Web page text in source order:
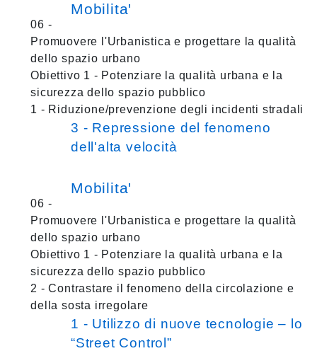
Mobilita'
06 -
Promuovere l'Urbanistica e progettare la qualità
dello spazio urbano
Obiettivo 1 - Potenziare la qualità urbana e la
sicurezza dello spazio pubblico
1 - Riduzione/prevenzione degli incidenti stradali
3 - Repressione del fenomeno
dell'alta velocità
Mobilita'
06 -
Promuovere l'Urbanistica e progettare la qualità
dello spazio urbano
Obiettivo 1 - Potenziare la qualità urbana e la
sicurezza dello spazio pubblico
2 - Contrastare il fenomeno della circolazione e
della sosta irregolare
1 - Utilizzo di nuove tecnologie – lo
“Street Control”